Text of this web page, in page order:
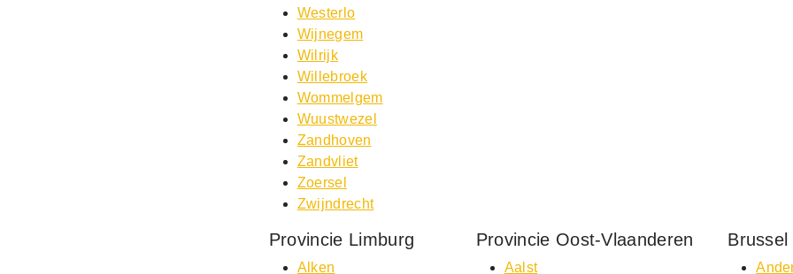
Westerlo
Wijnegem
Wilrijk
Willebroek
Wommelgem
Wuustwezel
Zandhoven
Zandvliet
Zoersel
Zwijndrecht
Provincie Limburg
Alken
Provincie Oost-Vlaanderen
Aalst
Brussel